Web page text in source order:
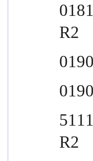
R2
R2